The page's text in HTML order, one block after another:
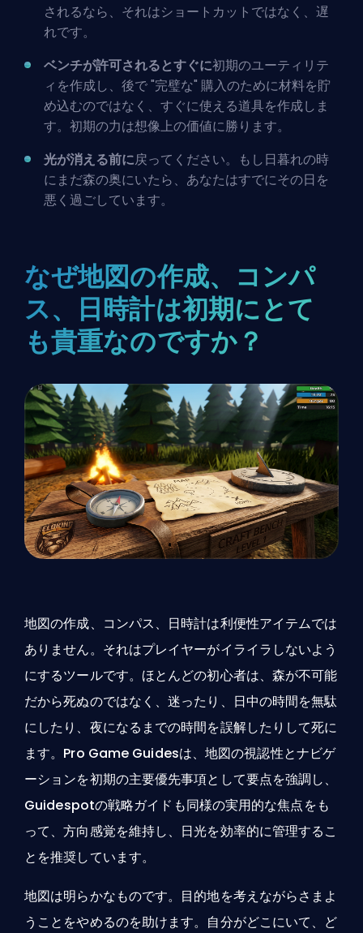
されるなら、それはショートカットではなく、遅
れです。
ベンチが許可されるとすぐに初期のユーティリテ
ィを作成し、後で "完璧な" 購入のために材料を貯
め込むのではなく、すぐに使える道具を作成しま
す。初期の力は想像上の価値に勝ります。
光が消える前に戻ってください。もし日暮れの時
にまだ森の奥にいたら、あなたはすでにその日を
悪く過ごしています。
なぜ地図の作成、コンパ
ス、日時計は初期にとて
も貴重なのですか？
地図の作成、コンパス、日時計は利便性アイテムでは
ありません。それはプレイヤーがイライラしないよう
にするツールです。ほとんどの初心者は、森が不可能
だから死ぬのではなく、迷ったり、日中の時間を無駄
にしたり、夜になるまでの時間を誤解したりして死に
ます。Pro Game Guidesは、地図の視認性とナビゲ
ーションを初期の主要優先事項として要点を強調し、
Guidespotの戦略ガイドも同様の実用的な焦点をも
って、方向感覚を維持し、日光を効率的に管理するこ
とを推奨しています。
地図は明らかなものです。目的地を考えながらさまよ
うことをやめるのを助けます。自分がどこにいて、ど